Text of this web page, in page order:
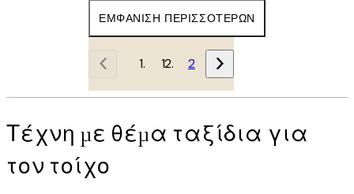
ΕΜΦΆΝΙΣΗ ΠΕΡΙΣΣΌΤΕΡΩΝ
1 2
Τέχνη με θέμα ταξίδια για
τον τοίχο